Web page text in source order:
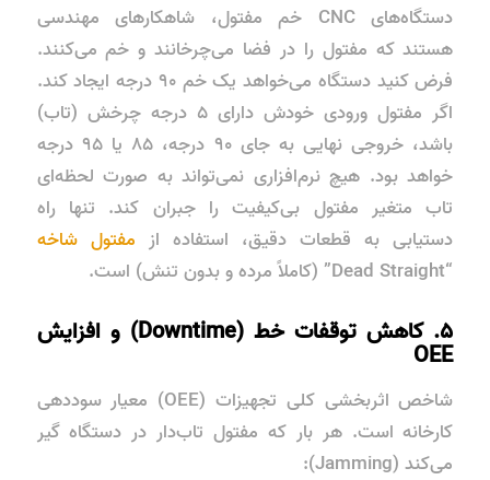
دستگاه‌های CNC خم مفتول، شاهکارهای مهندسی
هستند که مفتول را در فضا می‌چرخانند و خم می‌کنند.
فرض کنید دستگاه می‌خواهد یک خم ۹۰ درجه ایجاد کند.
اگر مفتول ورودی خودش دارای ۵ درجه چرخش (تاب)
باشد، خروجی نهایی به جای ۹۰ درجه، ۸۵ یا ۹۵ درجه
خواهد بود. هیچ نرم‌افزاری نمی‌تواند به صورت لحظه‌ای
تاب متغیر مفتول بی‌کیفیت را جبران کند. تنها راه
دستیابی به قطعات دقیق، استفاده از مفتول شاخه
“Dead Straight” (کاملاً مرده و بدون تنش) است.
۵. کاهش توقفات خط (Downtime) و افزایش
OEE
شاخص اثربخشی کلی تجهیزات (OEE) معیار سوددهی
کارخانه است. هر بار که مفتول تاب‌دار در دستگاه گیر
می‌کند (Jamming):